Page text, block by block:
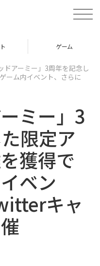
t
o
v
o
n
ゲーム
ドアーミー」3周年を記念し
ーム内イベント、さらに
ミー」3
限定ア
獲得で
ベン
キャ